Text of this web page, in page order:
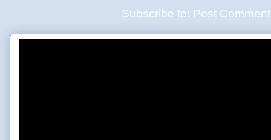
Subscribe to: Post